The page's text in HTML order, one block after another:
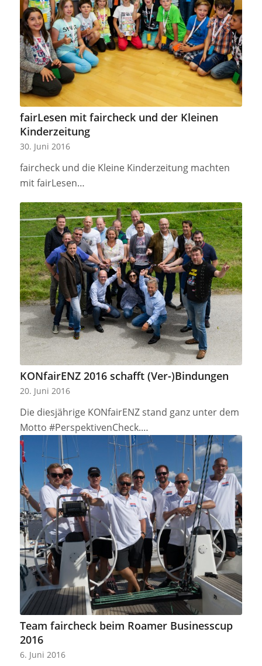
fairLesen mit faircheck und der Kleinen
Kinderzeitung
30. Juni 2016
faircheck und die Kleine Kinderzeitung machten
mit fairLesen…
KONfairENZ 2016 schafft (Ver-)Bindungen
20. Juni 2016
Die diesjährige KONfairENZ stand ganz unter dem
Motto #PerspektivenCheck.…
Team faircheck beim Roamer Businesscup
2016
6. Juni 2016